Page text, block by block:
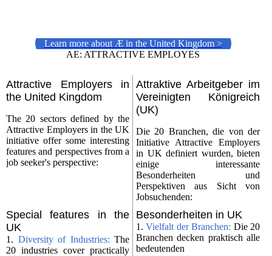
Learn more about Æ in the United Kingdom >
AE: ATTRACTIVE EMPLOYES
Attractive Employers in
the United Kingdom
The 20 sectors defined by the
Attractive Employers in the UK
initiative offer some interesting
features and perspectives from a
job seeker's perspective:
Attraktive Arbeitgeber im
Vereinigten Königreich
(UK)
Die 20 Branchen, die von der
Initiative Attractive Employers
in UK definiert wurden, bieten
einige interessante
Besonderheiten und
Perspektiven aus Sicht von
Jobsuchenden:
Special features in the
UK
1. Diversity of Industries: The
20 industries cover practically
Besonderheiten in UK
1.Vielfalt der Branchen: Die 20
Branchen decken praktisch alle
bedeutenden